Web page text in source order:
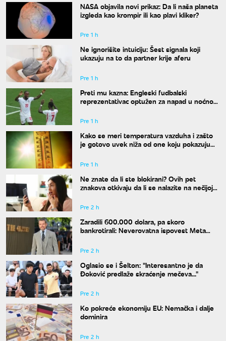
NASA objavila novi prikaz: Da li naša planeta
izgleda kao krompir ili kao plavi kliker?
Pre 1 h
Ne ignorišite intuiciju: Šest signala koji
ukazuju na to da partner krije aferu
Pre 1 h
Preti mu kazna: Engleski fudbalski
reprezentativac optužen za napad u noćnom
Pre 1 h
Kako se meri temperatura vazduha i zašto
je gotovo uvek niža od one koju pokazuju
Pre 1 h
Ne znate da li ste blokirani? Ovih pet
znakova otkivaju da li se nalazite na nečijoj
Pre 2 h
Zaradili 600.000 dolara, pa skoro
bankrotirali: Neverovatna ispovest Meta
Pre 2 h
Oglasio se i Šelton: "Interesantno je da
Đoković predlaže skraćenje mečeva..."
Pre 2 h
Ko pokreće ekonomiju EU: Nemačka i dalje
dominira
Pre 2 h